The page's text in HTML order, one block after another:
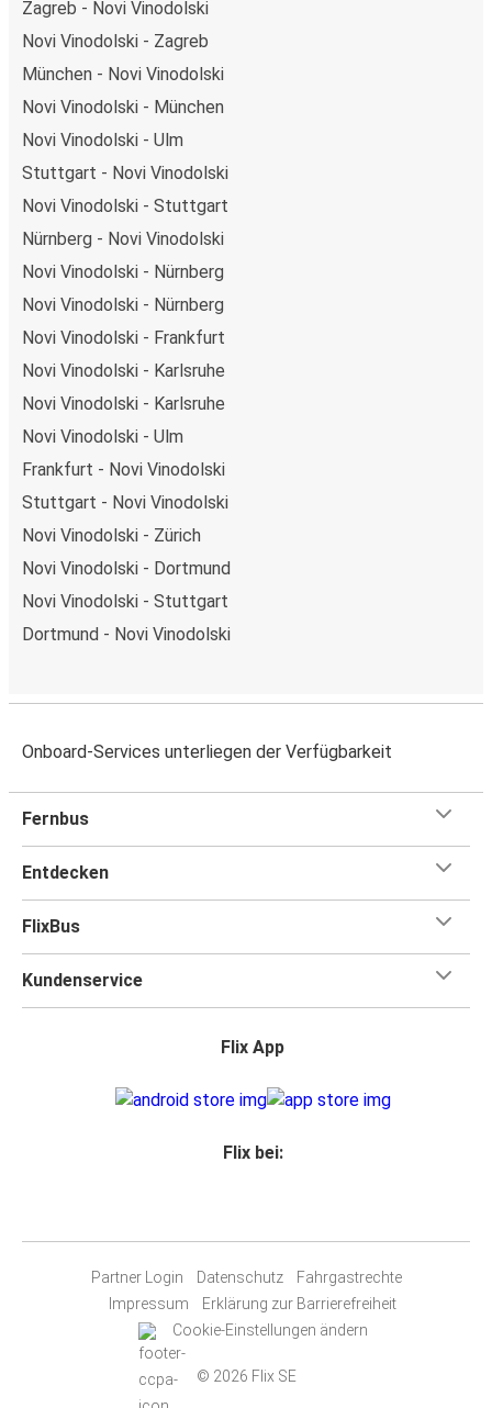
Zagreb - Novi Vinodolski
Novi Vinodolski - Zagreb
München - Novi Vinodolski
Novi Vinodolski - München
Novi Vinodolski - Ulm
Stuttgart - Novi Vinodolski
Novi Vinodolski - Stuttgart
Nürnberg - Novi Vinodolski
Novi Vinodolski - Nürnberg
Novi Vinodolski - Nürnberg
Novi Vinodolski - Frankfurt
Novi Vinodolski - Karlsruhe
Novi Vinodolski - Karlsruhe
Novi Vinodolski - Ulm
Frankfurt - Novi Vinodolski
Stuttgart - Novi Vinodolski
Novi Vinodolski - Zürich
Novi Vinodolski - Dortmund
Novi Vinodolski - Stuttgart
Dortmund - Novi Vinodolski
Onboard-Services unterliegen der Verfügbarkeit
Fernbus
Entdecken
FlixBus
Kundenservice
Flix App
Flix bei:
Partner Login Datenschutz
Fahrgastrechte
Impressum
Erklärung zur Barrierefreiheit
Cookie-Einstellungen ändern
© 2026 Flix SE